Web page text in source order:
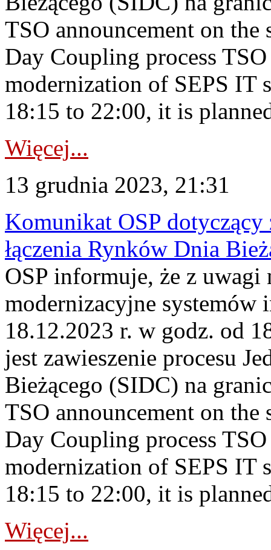
TSO announcement on
Day Coupling process
modernization of SEPS IT
18:15 to 22:00, it is
Więcej...
13 grudnia 2023, 21:31
Komunikat OSP dotyczący
łączenia Rynków Dnia
OSP informuje, że z uwagi
modernizacyjne systemów
18.12.2023 r. w godz. od
jest zawieszenie procesu
Bieżącego (SIDC) na
TSO announcement on
Day Coupling process
modernization of SEPS IT
18:15 to 22:00, it is
Więcej...